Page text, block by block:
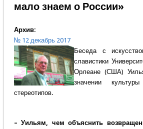
мало знаем о России»
Архив:
№ 12 декабрь 2017
Беседа с
славистики
Орлеане (США)
значении
стереотипов.
– Уильям, чем объяснить